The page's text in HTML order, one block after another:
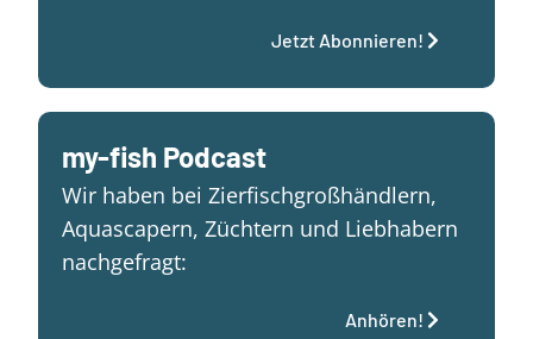
Jetzt Abonnieren!
my-fish Podcast
Wir haben bei Zierfischgroßhändlern,
Aquascapern, Züchtern und Liebhabern
nachgefragt:
Anhören!